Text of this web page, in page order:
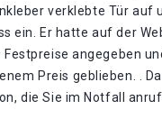
verklebte Tür auf
ein. Er hatte auf der
angegeben
Preis geblieben. .
die Sie im Notfall